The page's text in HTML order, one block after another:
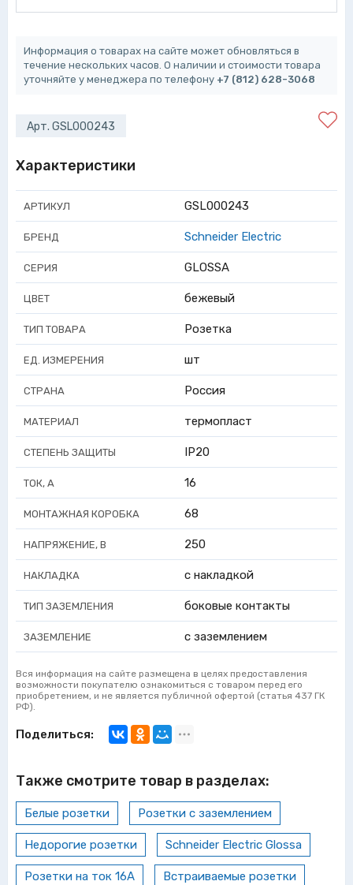
Информация о товарах на сайте может обновляться в
течение нескольких часов. О наличии и стоимости товара
уточняйте у менеджера по телефону +7 (812) 628-3068
Арт. GSL000243
Характеристики
АРТИКУЛ GSL000243
БРЕНД Schneider Electric
СЕРИЯ GLOSSA
ЦВЕТ бежевый
ТИП ТОВАРА Розетка
ЕД. ИЗМЕРЕНИЯ шт
СТРАНА Россия
МАТЕРИАЛ термопласт
СТЕПЕНЬ ЗАЩИТЫ IP20
ТОК, А 16
МОНТАЖНАЯ КОРОБКА 68
НАПРЯЖЕНИЕ, В 250
НАКЛАДКА с накладкой
ТИП ЗАЗЕМЛЕНИЯ боковые контакты
ЗАЗЕМЛЕНИЕ с заземлением
Вся информация на сайте размещена в целях предоставления
возможности покупателю ознакомиться с товаром перед его
приобретением, и не является публичной офертой (статья 437 ГК
РФ).
Поделиться:
Также смотрите товар в разделах:
Белые розетки Розетки с заземлением
Недорогие розетки Schneider Electric Glossa
Розетки на ток 16А Встраиваемые розетки